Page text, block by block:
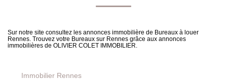
CONTACT
Créer une alerte
Sur notre site consultez les annonces immobilière de Bureaux à louer
Rennes. Trouvez votre Bureaux sur Rennes grâce aux annonces
immobilières de OLIVIER COLET IMMOBILIER.
Immobilier Rennes